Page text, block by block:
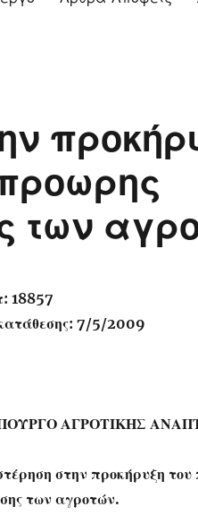
των
18857
7/5/2009
ΑΓΡΟΤΙΚΗΣ
στην προκήρυξη
των αγροτών.